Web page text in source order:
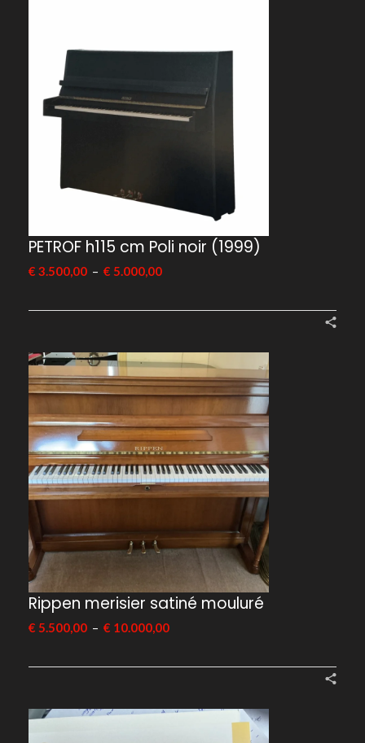
PETROF h115 cm Poli noir (1999)
€ 3.500,00 – € 5.000,00
Rippen merisier satiné mouluré
€ 5.500,00 – € 10.000,00